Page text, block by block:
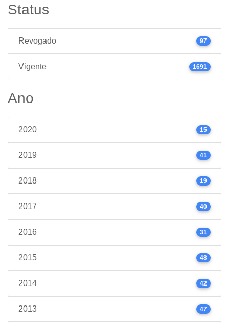
Status
Revogado 97
Vigente 1691
Ano
2020 15
2019 41
2018 19
2017 40
2016 31
2015 48
2014 42
2013 47